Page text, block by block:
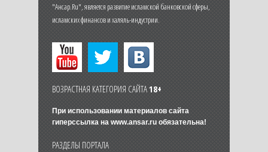
"Ансар.Ru", является развитие исламской банковской сферы,
исламских финансов и халяль-индустрии.
ВОЗРАСТНАЯ КАТЕГОРИЯ САЙТА18+
При использовании материалов сайта
гиперссылка на www.ansar.ruобязательна!
РАЗДЕЛЫ ПОРТАЛА